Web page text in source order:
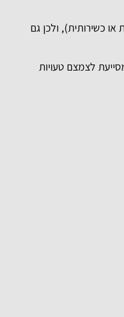
כשירותית), ולכן גם
לצמצם טעויות